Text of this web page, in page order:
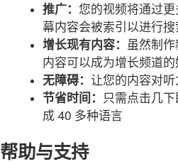
推广： 您的视频将通过
幕内容会被索引以进行
增长现有内容： 虽然制
内容可以成为增长频道的
无障碍： 让您的内容对
节省时间： 只需点击几
成 40 多种语言
帮助与支持